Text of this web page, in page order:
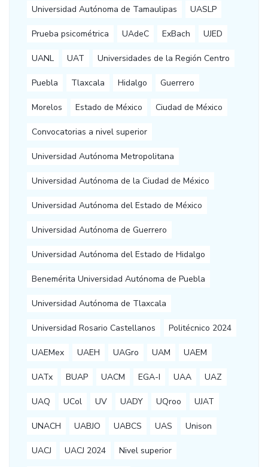
Universidad Autónoma de Tamaulipas UASLP
Prueba psicométrica UAdeC ExBach UJED
UANL UAT Universidades de la Región Centro
Puebla Tlaxcala Hidalgo Guerrero
Morelos Estado de México Ciudad de México
Convocatorias a nivel superior
Universidad Autónoma Metropolitana
Universidad Autónoma de la Ciudad de México
Universidad Autónoma del Estado de México
Universidad Autónoma de Guerrero
Universidad Autónoma del Estado de Hidalgo
Benemérita Universidad Autónoma de Puebla
Universidad Autónoma de Tlaxcala
Universidad Rosario Castellanos Politécnico 2024
UAEMex UAEH UAGro UAM UAEM
UATx BUAP UACM EGA-I UAA UAZ
UAQ UCol UV UADY UQroo UJAT
UNACH UABJO UABCS UAS Unison
UACJ UACJ 2024 Nivel superior